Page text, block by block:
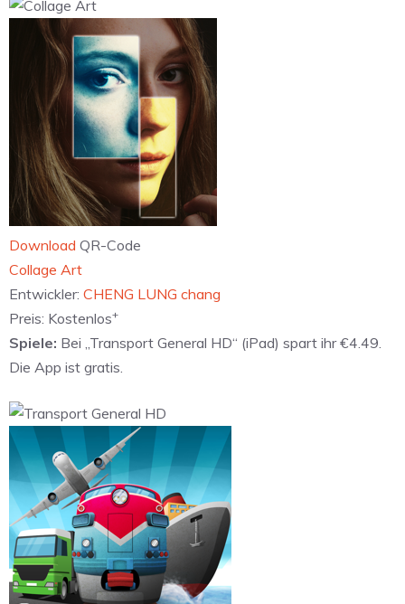
Download QR-Code
‎Collage Art
Entwickler: CHENG LUNG chang
Preis: Kostenlos+
Spiele: Bei „Transport General HD“ (iPad) spart ihr €4.49.
Die App ist gratis.